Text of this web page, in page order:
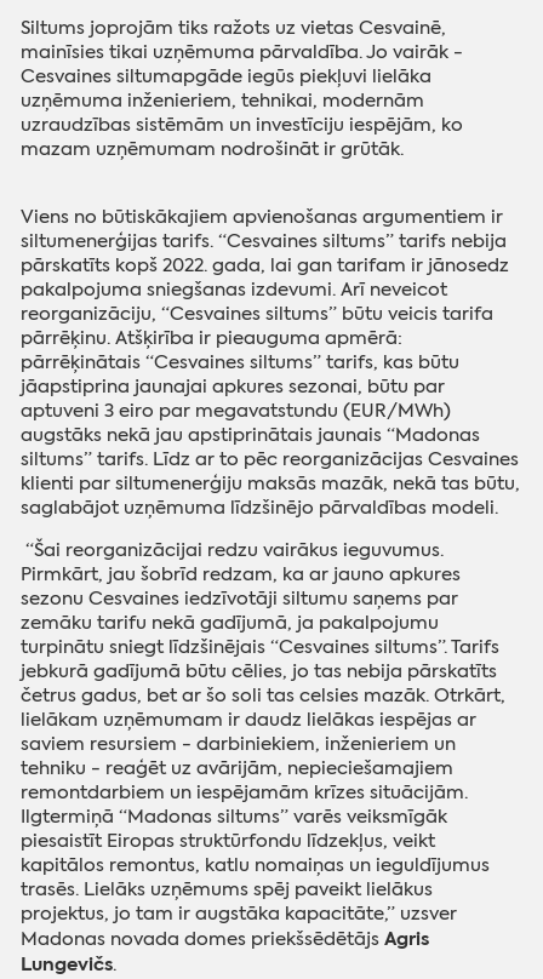
Siltums joprojām tiks ražots uz vietas Cesvainē,
mainīsies tikai uzņēmuma pārvaldība. Jo vairāk -
Cesvaines siltumapgāde iegūs piekļuvi lielāka
uzņēmuma inženieriem, tehnikai, modernām
uzraudzības sistēmām un investīciju iespējām, ko
mazam uzņēmumam nodrošināt ir grūtāk.
Viens no būtiskākajiem apvienošanas argumentiem ir
siltumenerģijas tarifs. “Cesvaines siltums” tarifs nebija
pārskatīts kopš 2022. gada, lai gan tarifam ir jānosedz
pakalpojuma sniegšanas izdevumi. Arī neveicot
reorganizāciju, “Cesvaines siltums” būtu veicis tarifa
pārrēķinu. Atšķirība ir pieauguma apmērā:
pārrēķinātais “Cesvaines siltums” tarifs, kas būtu
jāapstiprina jaunajai apkures sezonai, būtu par
aptuveni 3 eiro par megavatstundu (EUR/MWh)
augstāks nekā jau apstiprinātais jaunais “Madonas
siltums” tarifs. Līdz ar to pēc reorganizācijas Cesvaines
klienti par siltumenerģiju maksās mazāk, nekā tas būtu,
saglabājot uzņēmuma līdzšinējo pārvaldības modeli.
“Šai reorganizācijai redzu vairākus ieguvumus.
Pirmkārt, jau šobrīd redzam, ka ar jauno apkures
sezonu Cesvaines iedzīvotāji siltumu saņems par
zemāku tarifu nekā gadījumā, ja pakalpojumu
turpinātu sniegt līdzšinējais “Cesvaines siltums”. Tarifs
jebkurā gadījumā būtu cēlies, jo tas nebija pārskatīts
četrus gadus, bet ar šo soli tas celsies mazāk. Otrkārt,
lielākam uzņēmumam ir daudz lielākas iespējas ar
saviem resursiem - darbiniekiem, inženieriem un
tehniku - reaģēt uz avārijām, nepieciešamajiem
remontdarbiem un iespējamām krīzes situācijām.
Ilgtermiņā “Madonas siltums” varēs veiksmīgāk
piesaistīt Eiropas struktūrfondu līdzekļus, veikt
kapitālos remontus, katlu nomaiņas un ieguldījumus
trasēs. Lielāks uzņēmums spēj paveikt lielākus
projektus, jo tam ir augstāka kapacitāte,” uzsver
Madonas novada domes priekšsēdētājsAgris
Lungevičs.